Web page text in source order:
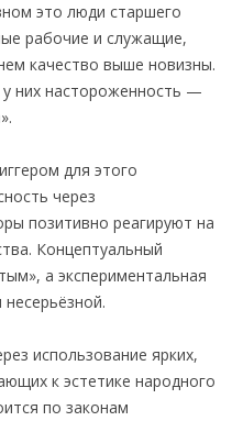
это люди старшего
рабочие и служащие,
качество выше новизны.
них настороженность —
для этого
через
позитивно реагируют на
Концептуальный
а экспериментальная
использование ярких,
к эстетике народного
по законам